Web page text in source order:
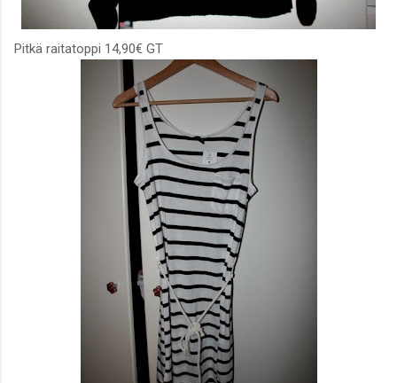
Pitkä raitatoppi 14,90€ GT